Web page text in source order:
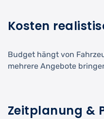
Kosten
Budget hängt von
mehrere Angebote
Zeitplanung &